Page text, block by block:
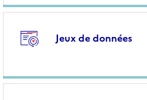
Jeux de données